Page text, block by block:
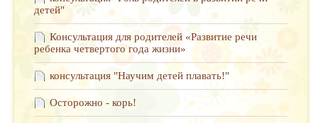
детей"
Консультация для родителей «Развитие речи
ребенка четвертого года жизни»
консультация "Научим детей плавать!"
Осторожно - корь!